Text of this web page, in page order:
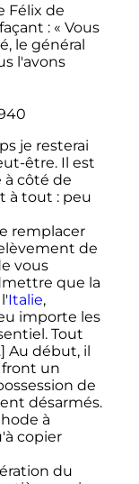
Félix de
: « Vous
le général
l'avons
je resterai
être. Il est
à côté de
à tout : peu
remplacer
de
vous
que la
Italie,
importe les
Tout
Au début, il
front un
de
désarmés.
à
copier
du